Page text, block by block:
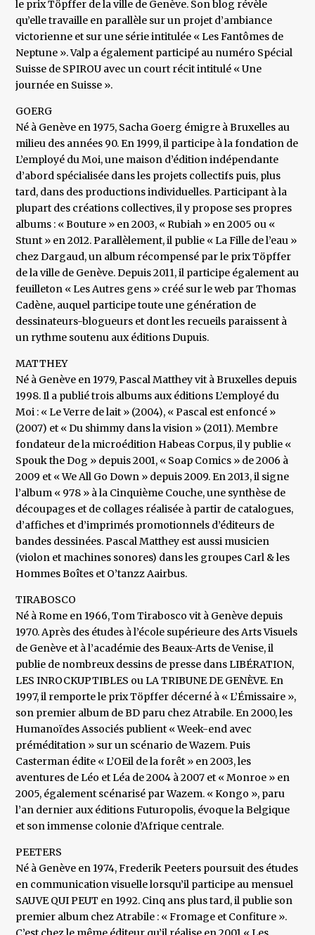
le prix Töpffer de la ville de Genève. Son blog révèle
qu’elle travaille en parallèle sur un projet d’ambiance
victorienne et sur une série intitulée « Les Fantômes de
Neptune ». Valp a également participé au numéro Spécial
Suisse de SPIROU avec un court récit intitulé « Une
journée en Suisse ».
GOERG
Né à Genève en 1975, Sacha Goerg émigre à Bruxelles au
milieu des années 90. En 1999, il participe à la fondation de
L’employé du Moi, une maison d’édition indépendante
d’abord spécialisée dans les projets collectifs puis, plus
tard, dans des productions individuelles. Participant à la
plupart des créations collectives, il y propose ses propres
albums : « Bouture » en 2003, « Rubiah » en 2005 ou «
Stunt » en 2012. Parallèlement, il publie « La Fille de l’eau »
chez Dargaud, un album récompensé par le prix Töpffer
de la ville de Genève. Depuis 2011, il participe également au
feuilleton « Les Autres gens » créé sur le web par Thomas
Cadène, auquel participe toute une génération de
dessinateurs-blogueurs et dont les recueils paraissent à
un rythme soutenu aux éditions Dupuis.
MATTHEY
Né à Genève en 1979, Pascal Matthey vit à Bruxelles depuis
1998. Il a publié trois albums aux éditions L’employé du
Moi : « Le Verre de lait » (2004), « Pascal est enfoncé »
(2007) et « Du shimmy dans la vision » (2011). Membre
fondateur de la microédition Habeas Corpus, il y publie «
Spouk the Dog » depuis 2001, « Soap Comics » de 2006 à
2009 et « We All Go Down » depuis 2009. En 2013, il signe
l’album « 978 » à la Cinquième Couche, une synthèse de
découpages et de collages réalisée à partir de catalogues,
d’affiches et d’imprimés promotionnels d’éditeurs de
bandes dessinées. Pascal Matthey est aussi musicien
(violon et machines sonores) dans les groupes Carl & les
Hommes Boîtes et O’tanzz Aairbus.
TIRABOSCO
Né à Rome en 1966, Tom Tirabosco vit à Genève depuis
1970. Après des études à l’école supérieure des Arts Visuels
de Genève et à l’académie des Beaux-Arts de Venise, il
publie de nombreux dessins de presse dans LIBÉRATION,
LES INROCKUPTIBLES ou LA TRIBUNE DE GENÈVE. En
1997, il remporte le prix Töpffer décerné à « L’Émissaire »,
son premier album de BD paru chez Atrabile. En 2000, les
Humanoïdes Associés publient « Week-end avec
préméditation » sur un scénario de Wazem. Puis
Casterman édite « L’OEil de la forêt » en 2003, les
aventures de Léo et Léa de 2004 à 2007 et « Monroe » en
2005, également scénarisé par Wazem. « Kongo », paru
l’an dernier aux éditions Futuropolis, évoque la Belgique
et son immense colonie d’Afrique centrale.
PEETERS
Né à Genève en 1974, Frederik Peeters poursuit des études
en communication visuelle lorsqu’il participe au mensuel
SAUVE QUI PEUT en 1992. Cinq ans plus tard, il publie son
premier album chez Atrabile : « Fromage et Confiture ».